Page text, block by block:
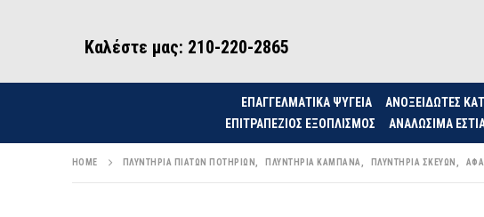
Καλέστε μας: 210-220-2865
ΕΠΑΓΓΕΛΜΑΤΙΚΑ ΨΥΓΕΙΑ ΑΝΟΞΕΊΔΩΤΕΣ
ΕΠΙΤΡΑΠΈΖΙΟΣ ΕΞΟΠΛΙΣΜΌΣ
ΑΝΑΛΏΣΙΜΑ
HOME ΠΛΥΝΤΉΡΙΑ ΠΙΆΤΩΝ ΠΟΤΗΡΙΏΝ ΠΛΥΝΤΉΡΙΑ ΚΑΜΠΆΝΑ ΠΛΥΝΤΉΡΙΑ ΣΚΕΥΏΝ